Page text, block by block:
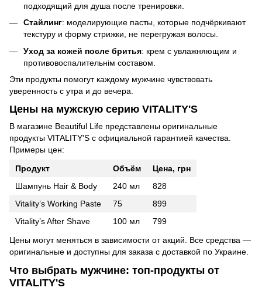
подходящий для душа после тренировки.
Стайлинг: моделирующие пасты, которые подчёркивают
текстуру и форму стрижки, не перегружая волосы.
Уход за кожей после бритья: крем с увлажняющим и
противовоспалительнім составом.
Эти продукты помогут каждому мужчине чувствовать
уверенность с утра и до вечера.
Цены на мужскую серию VITALITY'S
В магазине Beautiful Life представлены оригинальные
продукты VITALITY'S с официальной гарантией качества.
Примеры цен:
Продукт
Объём
Цена, грн
Шампунь Hair & Body
240 мл
828
Vitality’s Working Paste
75
899
Vitality’s After Shave
100 мл
799
Цены могут меняться в зависимости от акций. Все средства —
оригинальные и доступны для заказа с доставкой по Украине.
Что выбрать мужчине: топ-продукты от
VITALITY'S